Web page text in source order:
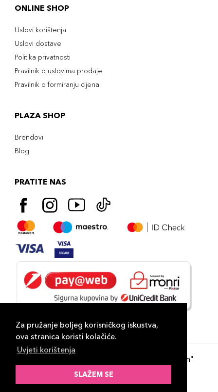
Za pružanje boljeg korisničkog iskustva,
ova stranica koristi kolačiće.
Uvjeti korištenja
SLAŽEM SE
ONLINE SHOP
Uslovi korištenja
Uslovi dostave
Politika privatnosti
Pravilnik o uslovima prodaje
Pravilnik o formiranju cijena
PLAZA SHOP
Brendovi
Blog
PRATITE NAS
- "DP Lux Distribution"
d.o.o. Banja Luka
ID-S Consulting d.o.o. Sarajevo